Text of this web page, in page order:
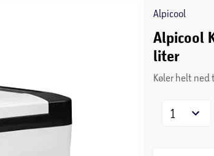
Alpicool
Alpicool
liter
Køler helt ned
1